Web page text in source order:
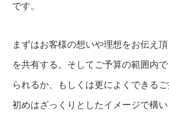
です。
まずはお客様の想いや理想をお伝え
を共有する。そしてご予算の範囲内
られるか、もしくは更によくできるご
初めはざっくりとしたイメージで構